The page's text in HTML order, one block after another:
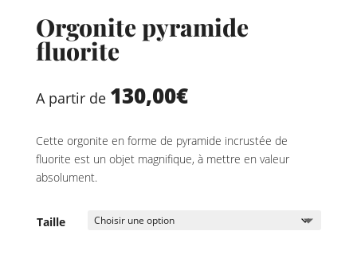
Orgonite pyramide
fluorite
A partir de 130,00€
Cette orgonite en forme de pyramide incrustée de
fluorite est un objet magnifique, à mettre en valeur
absolument.
Taille